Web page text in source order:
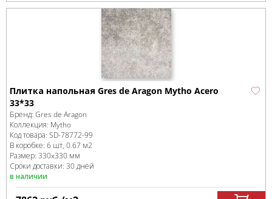
Плитка напольная Gres de Aragon Mytho Acero
33*33
Бренд: Gres de Aragon
Коллекция: Mytho
Код товара: SD-78772-99
В коробке: 6 шт, 0.67 м2
Размер: 330x330 мм
Сроки доставки: 30 дней
в наличии